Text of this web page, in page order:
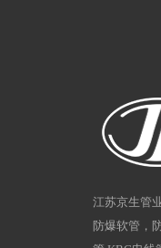
江苏京生管
防爆软管，